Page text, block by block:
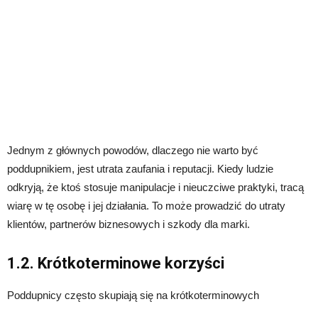
Jednym z głównych powodów, dlaczego nie warto być
poddupnikiem, jest utrata zaufania i reputacji. Kiedy ludzie
odkryją, że ktoś stosuje manipulacje i nieuczciwe praktyki, tracą
wiarę w tę osobę i jej działania. To może prowadzić do utraty
klientów, partnerów biznesowych i szkody dla marki.
1.2. Krótkoterminowe korzyści
Poddupnicy często skupiają się na krótkoterminowych